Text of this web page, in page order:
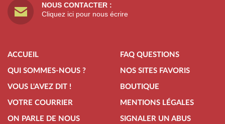
NOUS CONTACTER :
Cliquez ici pour nous écrire
ACCUEIL
QUI SOMMES-NOUS ?
VOUS L'AVEZ DIT !
VOTRE COURRIER
ON PARLE DE NOUS
FAQ QUESTIONS
NOS SITES FAVORIS
BOUTIQUE
MENTIONS LÉGALES
SIGNALER UN ABUS